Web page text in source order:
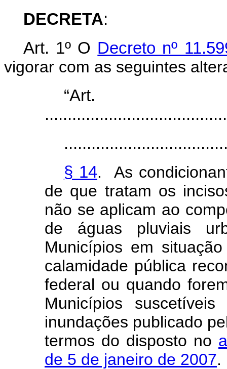
DECRETA:
Art. 1º O Decreto nº
vigorar com as seguintes
§ 14. As
de que tratam os
não se aplicam ao
de águas pluviais
Municípios em
calamidade pública
federal ou quando
Municípios
inundações publicado
termos do disposto no
de 5 de janeiro de 2007.